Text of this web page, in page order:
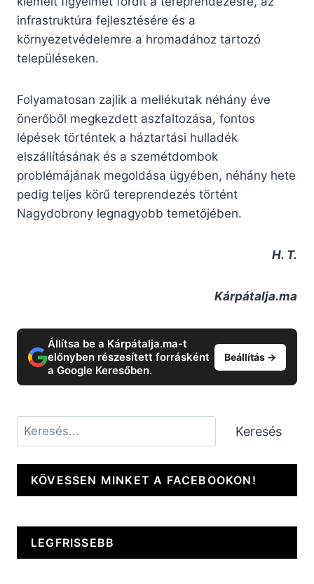
infrastruktúra fejlesztésére és a
környezetvédelemre a hromadához tartozó
településeken.
Folyamatosan zajlik a mellékutak néhány éve
önerőből megkezdett aszfaltozása, fontos
lépések történtek a háztartási hulladék
elszállításának és a szemétdombok
problémájának megoldása ügyében, néhány hete
pedig teljes körű tereprendezés történt
Nagydobrony legnagyobb temetőjében.
H. T.
Kárpátalja.ma
Állítsa be a Kárpátalja.ma-t
előnyben részesített forrásként
a Google Keresőben.
Beállítás →
Keresés Keresés
KÖVESSEN MINKET A FACEBOOKON!
LEGFRISSEBB